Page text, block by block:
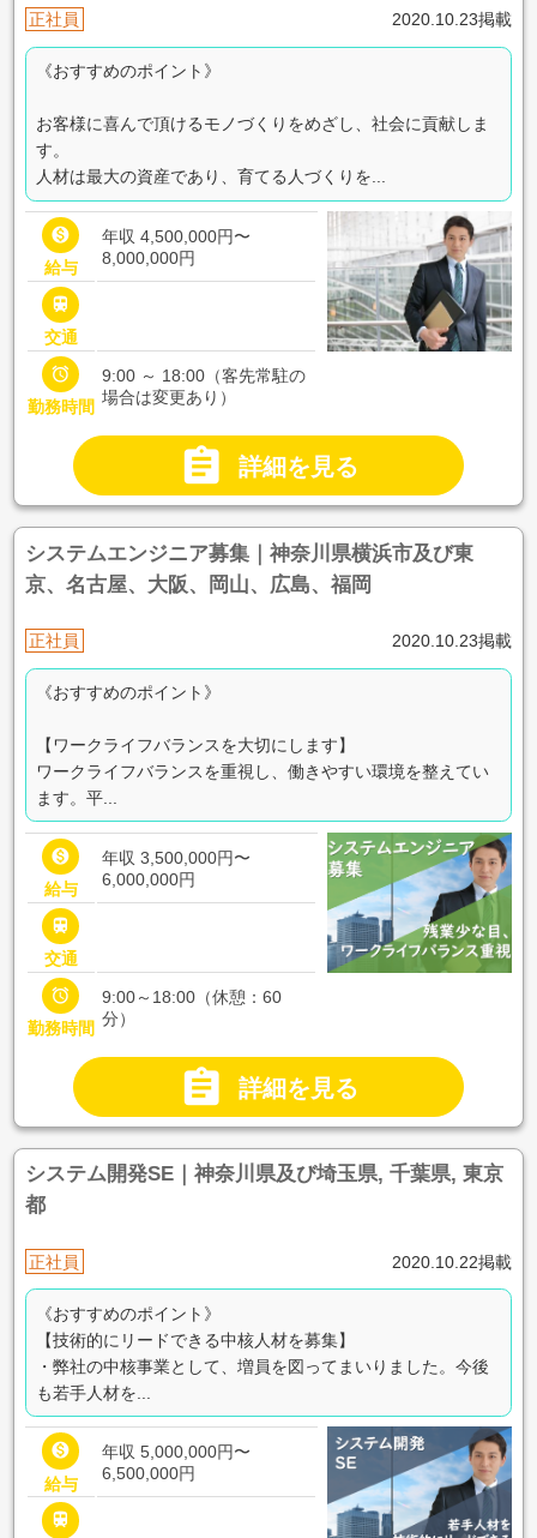
正社員 2020.10.23掲載
《おすすめのポイント》
お客様に喜んで頂けるモノづくりをめざし、社会に貢献しま
す。
人材は最大の資産であり、育てる人づくりを...

給与
年収 4,500,000円〜
8,000,000円

交通

勤務時間
9:00 ～ 18:00（客先常駐の
場合は変更あり）
 詳細を見る
システムエンジニア募集｜神奈川県横浜市及び東
京、名古屋、大阪、岡山、広島、福岡
正社員 2020.10.23掲載
《おすすめのポイント》
【ワークライフバランスを大切にします】
ワークライフバランスを重視し、働きやすい環境を整えてい
ます。平...

給与
年収 3,500,000円〜
6,000,000円

交通

勤務時間
9:00～18:00（休憩：60
分）
 詳細を見る
システム開発SE｜神奈川県及び埼玉県, 千葉県, 東京
都
正社員 2020.10.22掲載
《おすすめのポイント》
【技術的にリードできる中核人材を募集】
・弊社の中核事業として、増員を図ってまいりました。今後
も若手人材を...

給与
年収 5,000,000円〜
6,500,000円
